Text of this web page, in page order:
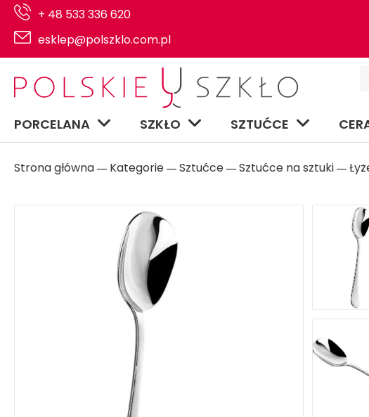
+ 48 533 336 620
esklep@polszklo.com.pl
PORCELANA SZKŁO SZTUĆCE
Strona główna ― Kategorie ― Sztućce ― Sztućce na sztuki ―